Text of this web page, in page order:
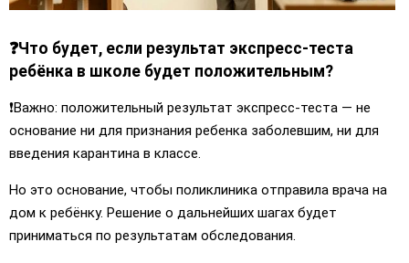
❓Что будет, если результат экспресс-теста
ребёнка в школе будет положительным?
❗️Важно: положительный результат экспресс-теста — не
основание ни для признания ребенка заболевшим, ни для
введения карантина в классе.
Но это основание, чтобы поликлиника отправила врача на
дом к ребёнку. Решение о дальнейших шагах будет
приниматься по результатам обследования.